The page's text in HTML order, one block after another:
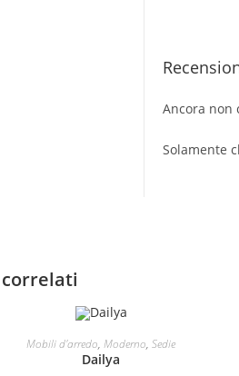
Ancora non
Solamente
AGGIUNGI AL CARRELLO
Mobili d'arredo,Moderno,Sedie
Dailya